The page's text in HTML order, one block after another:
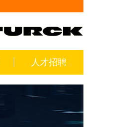
人才招聘